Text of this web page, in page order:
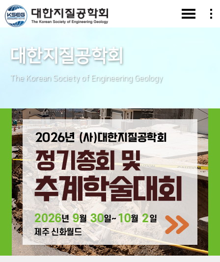
대한지질공학회
The Korean Society of Engineering Geology